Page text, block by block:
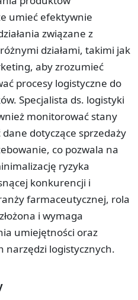
umieć efektywnie
związane z
działami, takimi jak
aby zrozumieć
procesy logistyczne do
Specjalista ds. logistyki
monitorować stany
dotyczące sprzedaży
co pozwala na
ryzyka
konkurencji i
farmaceutycznej, rola
i wymaga
umiejętności oraz
narzędzi logistycznych.